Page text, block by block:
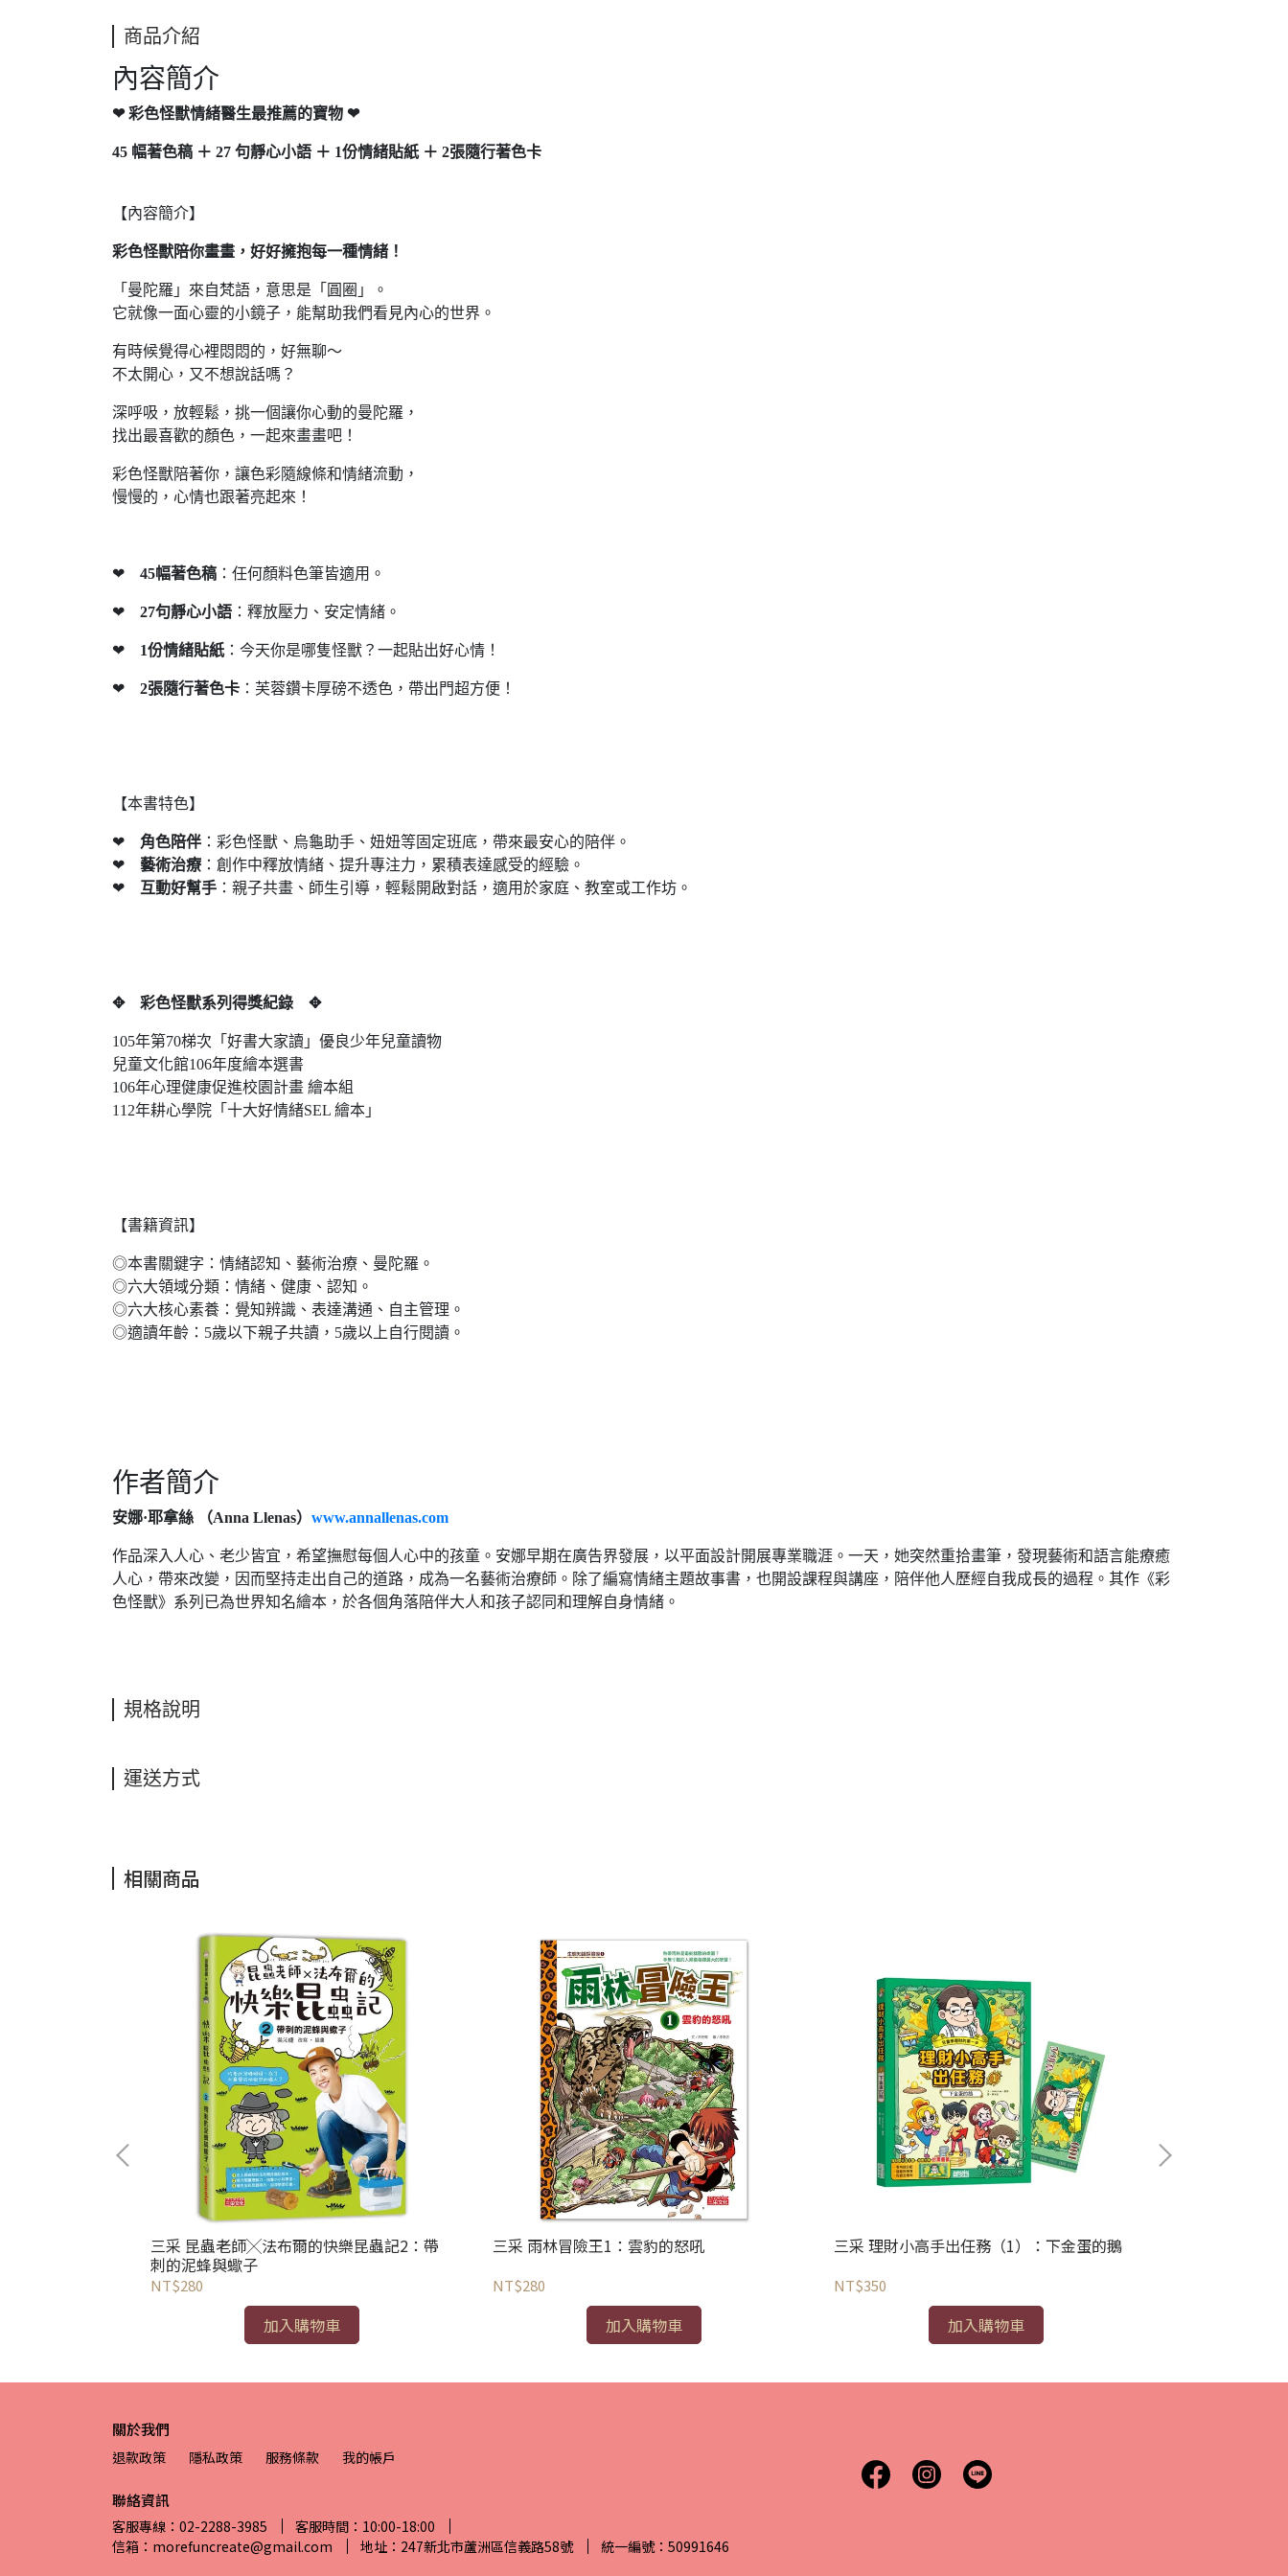
商品介紹
內容簡介
❤ 彩色怪獸情緒醫生最推薦的寶物 ❤
45 幅著色稿 ＋ 27 句靜心小語 ＋ 1份情緒貼紙 ＋ 2張隨行著色卡
【內容簡介】
彩色怪獸陪你畫畫，好好擁抱每一種情緒！
「曼陀羅」來自梵語，意思是「圓圈」。
它就像一面心靈的小鏡子，能幫助我們看見內心的世界。
有時候覺得心裡悶悶的，好無聊～
不太開心，又不想說話嗎？
深呼吸，放輕鬆，挑一個讓你心動的曼陀羅，
找出最喜歡的顏色，一起來畫畫吧！
彩色怪獸陪著你，讓色彩隨線條和情緒流動，
慢慢的，心情也跟著亮起來！
❤ 45幅著色稿 ：任何顏料色筆皆適用。
❤ 27句靜心小語 ：釋放壓力、安定情緒。
❤ 1份情緒貼紙：今天你是哪隻怪獸？一起貼出好心情！
❤ 2張隨行著色卡 ：芙蓉鑽卡厚磅不透色，帶出門超方便！
【本書特色】
❤ 角色陪伴 ：彩色怪獸、烏龜助手、妞妞等固定班底，帶來最安心的陪伴。
❤ 藝術治療 ：創作中釋放情緒、提升專注力，累積表達感受的經驗。
❤ 互動好幫手 ：親子共畫、師生引導，輕鬆開啟對話，適用於家庭、教室或工作坊。
✥ 彩色怪獸系列得獎紀錄 ✥
105年第70梯次「好書大家讀」優良少年兒童讀物
兒童文化館106年度繪本選書
106年心理健康促進校園計畫 繪本組
112年耕心學院「十大好情緒SEL 繪本」
【書籍資訊】
◎本書關鍵字：情緒認知、藝術治療、曼陀羅。
◎六大領域分類：情緒、健康、認知。
◎六大核心素養：覺知辨識、表達溝通、自主管理。
◎適讀年齡：5歲以下親子共讀，5歲以上自行閱讀。
作者簡介
安娜·耶拿絲 （Anna Llenas） www.annallenas.com
作品深入人心、老少皆宜，希望撫慰每個人心中的孩童。安娜早期在廣告界發展，以平面設計開展專業職涯。一天，她突然重拾畫筆，發現藝術和語言能療癒
人心，帶來改變，因而堅持走出自己的道路，成為一名藝術治療師。除了編寫情緒主題故事書，也開設課程與講座，陪伴他人歷經自我成長的過程。其作《彩
色怪獸》系列已為世界知名繪本，於各個角落陪伴大人和孩子認同和理解自身情緒。
規格說明
運送方式
相關商品
三采 昆蟲老師╳法布爾的快樂昆蟲記2：帶
刺的泥蜂與蠍子
NT$280
加入購物車
三采 雨林冒險王1：雲豹的怒吼
NT$280
加入購物車
三采 理財小高手出任務（1）：下金蛋的鵝
NT$350
加入購物車
關於我們
退款政策 隱私政策 服務條款 我的帳戶
聯絡資訊
客服專線：02-2288-3985
客服時間：10:00-18:00
信箱：morefuncreate@gmail.com
地址：247新北市蘆洲區信義路58號 統一編號：50991646